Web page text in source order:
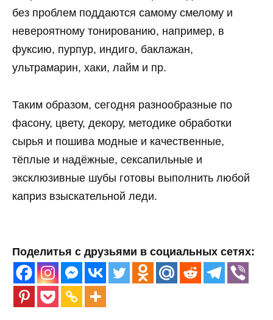
без проблем поддаются самому смелому и
невероятному тонированию, например, в
фуксию, пурпур, индиго, баклажан,
ультрамарин, хаки, лайм и пр.
Таким образом, сегодня разнообразные по
фасону, цвету, декору, методике обработки
сырья и пошива модные и качественные,
тёплые и надёжные, сексапильные и
эксклюзивные шубы готовы выполнить любой
каприз взыскательной леди.
Поделитья с друзьями в социальных сетях: